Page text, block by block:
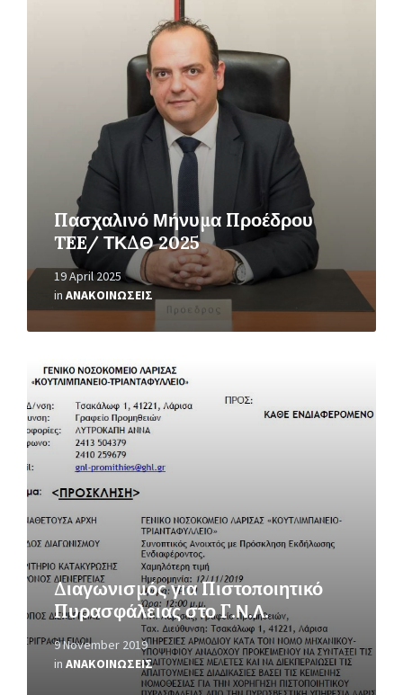
Πασχαλινό Μήνυμα Προέδρου
TEE/ ΤΚΔΘ 2025
19 April 2025
in ΑΝΑΚΟΙΝΩΣΕΙΣ
Διαγωνισμός για Πιστοποιητικό
Πυρασφάλειας στο Γ.Ν.Λ.
9 November 2019
in ΑΝΑΚΟΙΝΩΣΕΙΣ
Read
More